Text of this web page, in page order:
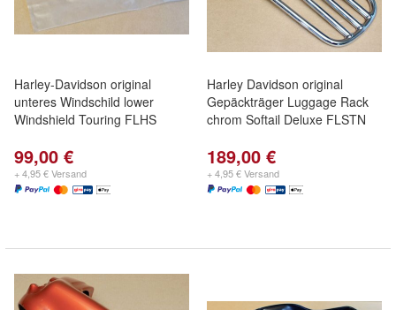
Harley-Davidson original
unteres Windschild lower
Windshield Touring FLHS
99,00 €
+ 4,95 € Versand
Harley Davidson original
Gepäckträger Luggage Rack
chrom Softail Deluxe FLSTN
189,00 €
+ 4,95 € Versand